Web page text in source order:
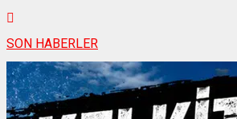
SON HABERLER